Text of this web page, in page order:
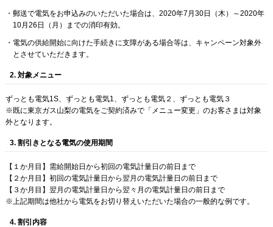
郵送で電気をお申込みのいただいた場合は、2020年7月30日（木）～2020年
10月26日（月）までの消印有効。
電気の供給開始に向けた手続きに支障がある場合等は、キャンペーン対象外
とさせていただきます。
2. 対象メニュー
ずっとも電気1S、ずっとも電気1、ずっとも電気２、ずっとも電気３
※既に東京ガス山梨の電気をご契約済みで「メニュー変更」のお客さまは対象
外となります。
3. 割引きとなる電気の使用期間
【１か月目】需給開始日から初回の電気計量日の前日まで
【２か月目】初回の電気計量日から翌月の電気計量日の前日まで
【３か月目】翌月の電気計量日から翌々月の電気計量日の前日まで
※上記期間は他社から電気をお切り替えいただいた場合の一般的な例です。
4. 割引内容